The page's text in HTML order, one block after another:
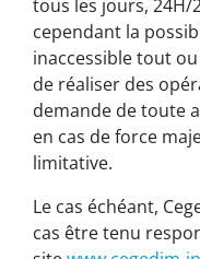
tous les jours, 24H/
cependant la
inaccessible tout
de réaliser des
demande de toute
en cas de force
limitative.
Le cas échéant,
cas être tenu